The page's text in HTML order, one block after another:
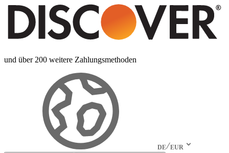
und über 200 weitere Zahlungsmethoden
DE EUR